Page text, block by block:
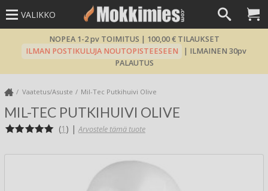
VALIKKO
NOPEA 1-2 pv TOIMITUS | 100,00 € TILAUKSET
ILMAN POSTIKULUJA NOUTOPISTEESEEN
| ILMAINEN 30pv
PALAUTUS
Vaatetus/Asuste Mil-Tec Putkihuivi Olive
MIL-TEC PUTKIHUIVI OLIVE
(1 ) |Arvostele tämä tuote